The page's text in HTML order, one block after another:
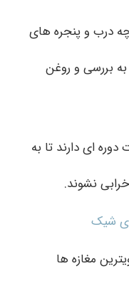
درب و پنجره های
به بررسی و روغن
ای دارند تا به
نشوند.
مغازه ها